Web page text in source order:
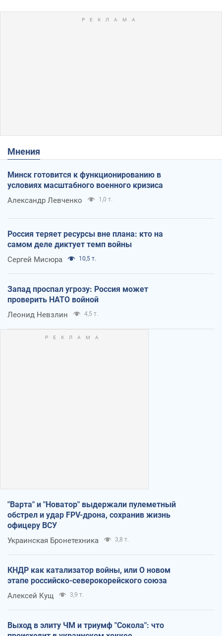
Мнения
Минск готовится к функционированию в
условиях масштабного военного кризиса
Александр Левченко 1,0 т.
Россия теряет ресурсы вне плана: кто на
самом деле диктует темп войны
Сергей Мисюра 10,5 т.
Запад проспал угрозу: Россия может
проверить НАТО войной
Леонид Невзлин 4,5 т.
"Варта" и "Новатор" выдержали пулеметный
обстрел и удар FPV-дрона, сохранив жизнь
офицеру ВСУ
Украинская Бронетехника 3,8 т.
КНДР как катализатор войны, или О новом
этапе российско-северокорейского союза
Алексей Кущ 3,9 т.
Выход в элиту ЧМ и триумф "Сокола": что